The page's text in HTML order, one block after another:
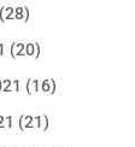
(28)
(20)
(16)
(21)